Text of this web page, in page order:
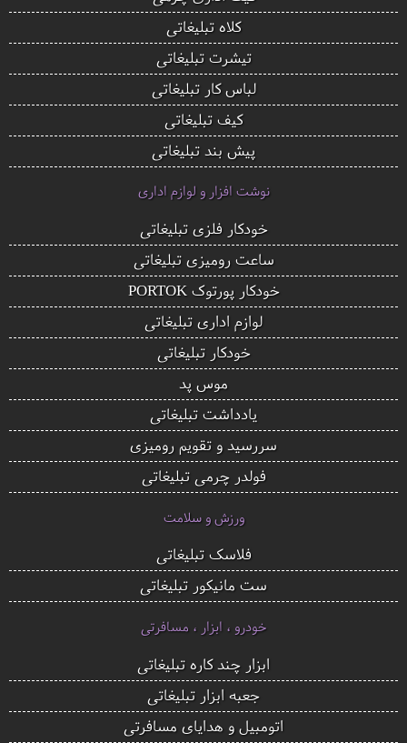
کلاه تبلیغاتی
تیشرت تبلیغاتی
لباس کار تبلیغاتی
کیف تبلیغاتی
پیش بند تبلیغاتی
نوشت افزار و لوازم اداری
خودکار فلزی تبلیغاتی
ساعت رومیزی تبلیغاتی
خودکار پورتوک PORTOK
لوازم اداری تبلیغاتی
خودکار تبلیغاتی
موس پد
یادداشت تبلیغاتی
سررسید و تقویم رومیزی
فولدر چرمی تبلیغاتی
ورزش و سلامت
فلاسک تبلیغاتی
ست مانیکور تبلیغاتی
خودرو ، ابزار ، مسافرتی
ابزار چند کاره تبلیغاتی
جعبه ابزار تبلیغاتی
اتومبیل و هدایای مسافرتی